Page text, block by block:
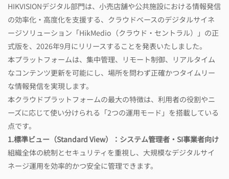
HIKVISIONデジタル部門は、小売店舗や公共施設における情報発信
の効率化・高度化を支援する、クラウドベースのデジタルサイネ
ージソリューション「HikMedio（クラウド・セントラル）」の正
式版を、2026年9月にリリースすることを発表いたしました。
本プラットフォームは、集中管理、リモート制御、リアルタイム
なコンテンツ更新を可能にし、場所を問わず正確かつタイムリー
な情報発信を実現します。
本クラウドプラットフォームの最大の特徴は、利用者の役割やニ
ーズに応じて使い分けられる「2つの運用モード」を搭載している
点です。
1.標準ビュー（Standard View）：システム管理者 ・ SI事業者向け
組織全体の統制とセキュリティを重視し、大規模なデジタルサイ
ネージ運用を効率的かつ安全に管理できます。